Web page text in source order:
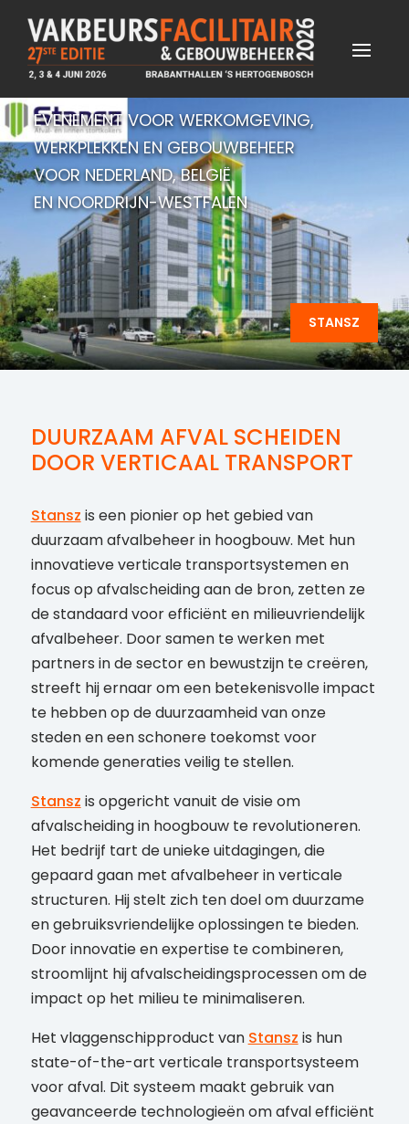
EVENEMENT VOOR WERKOMGEVING,
WERKPLEKKEN EN GEBOUWBEHEER
VOOR NEDERLAND, BELGIË
EN NOORDRIJN-WESTFALEN
STANSZ
DUURZAAM AFVAL SCHEIDEN
DOOR VERTICAAL TRANSPORT
Stansz is een pionier op het gebied van
duurzaam afvalbeheer in hoogbouw. Met hun
innovatieve verticale transportsystemen en
focus op afvalscheiding aan de bron, zetten ze
de standaard voor efficiënt en milieuvriendelijk
afvalbeheer. Door samen te werken met
partners in de sector en bewustzijn te creëren,
streeft hij ernaar om een betekenisvolle impact
te hebben op de duurzaamheid van onze
steden en een schonere toekomst voor
komende generaties veilig te stellen.
Stansz is opgericht vanuit de visie om
afvalscheiding in hoogbouw te revolutioneren.
Het bedrijf tart de unieke uitdagingen, die
gepaard gaan met afvalbeheer in verticale
structuren. Hij stelt zich ten doel om duurzame
en gebruiksvriendelijke oplossingen te bieden.
Door innovatie en expertise te combineren,
stroomlijnt hij afvalscheidingsprocessen om de
impact op het milieu te minimaliseren.
Het vlaggenschipproduct van Stansz is hun
state-of-the-art verticale transportsysteem
voor afval. Dit systeem maakt gebruik van
geavanceerde technologieën om afval efficiënt